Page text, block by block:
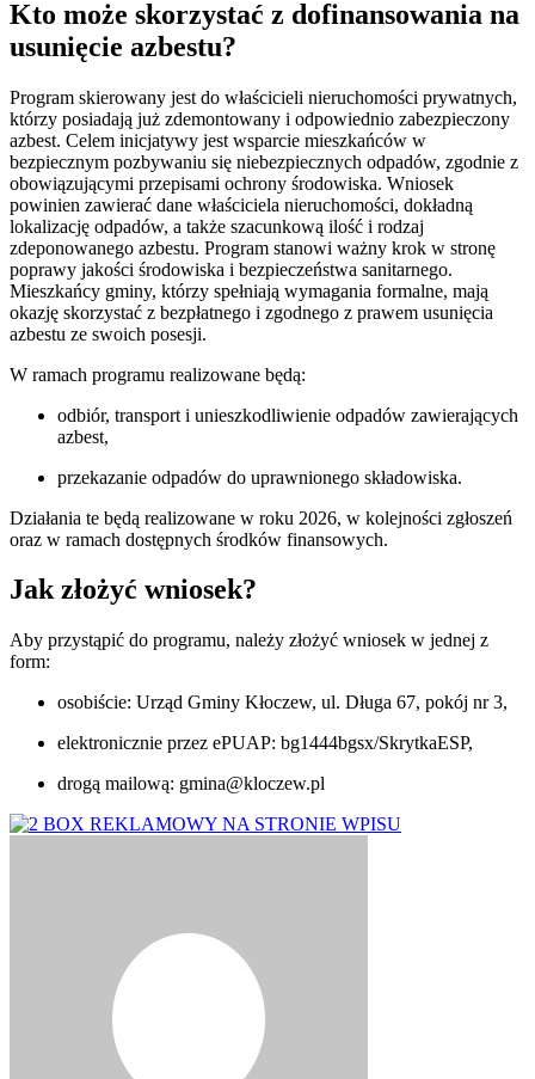
Kto może skorzystać z dofinansowania na
usunięcie azbestu?
Program skierowany jest do właścicieli nieruchomości prywatnych,
którzy posiadają już zdemontowany i odpowiednio zabezpieczony
azbest. Celem inicjatywy jest wsparcie mieszkańców w
bezpiecznym pozbywaniu się niebezpiecznych odpadów, zgodnie z
obowiązującymi przepisami ochrony środowiska. Wniosek
powinien zawierać dane właściciela nieruchomości, dokładną
lokalizację odpadów, a także szacunkową ilość i rodzaj
zdeponowanego azbestu. Program stanowi ważny krok w stronę
poprawy jakości środowiska i bezpieczeństwa sanitarnego.
Mieszkańcy gminy, którzy spełniają wymagania formalne, mają
okazję skorzystać z bezpłatnego i zgodnego z prawem usunięcia
azbestu ze swoich posesji.
W ramach programu realizowane będą:
odbiór, transport i unieszkodliwienie odpadów zawierających
azbest,
przekazanie odpadów do uprawnionego składowiska.
Działania te będą realizowane w roku 2026, w kolejności zgłoszeń
oraz w ramach dostępnych środków finansowych.
Jak złożyć wniosek?
Aby przystąpić do programu, należy złożyć wniosek w jednej z
form:
osobiście: Urząd Gminy Kłoczew, ul. Długa 67, pokój nr 3,
elektronicznie przez ePUAP: bg1444bgsx/SkrytkaESP,
drogą mailową: gmina@kloczew.pl